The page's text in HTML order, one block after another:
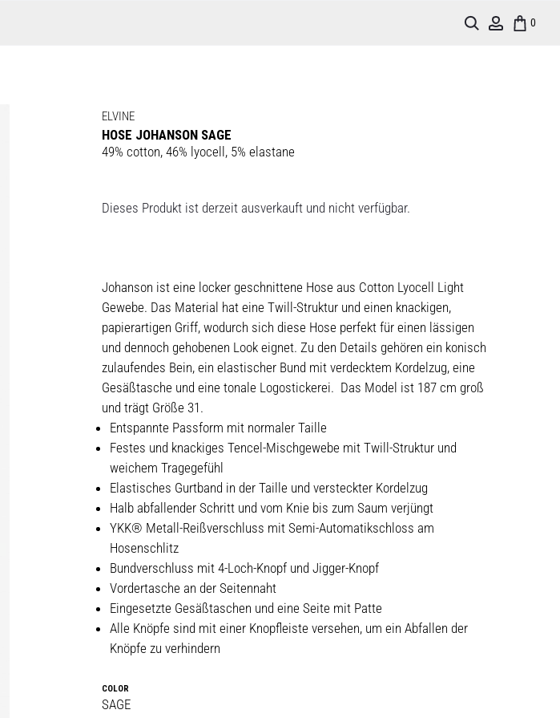
0
Account
Search
ELVINE
HOSE JOHANSON SAGE
49% cotton, 46% lyocell, 5% elastane
Dieses Produkt ist derzeit ausverkauft und nicht verfügbar.
Johanson ist eine locker geschnittene Hose aus Cotton Lyocell Light
Gewebe. Das Material hat eine Twill-Struktur und einen knackigen,
papierartigen Griff, wodurch sich diese Hose perfekt für einen lässigen
und dennoch gehobenen Look eignet. Zu den Details gehören ein konisch
zulaufendes Bein, ein elastischer Bund mit verdecktem Kordelzug, eine
Gesäßtasche und eine tonale Logostickerei. Das Model ist 187 cm groß
und trägt Größe 31.
Entspannte Passform mit normaler Taille
Festes und knackiges Tencel-Mischgewebe mit Twill-Struktur und
weichem Tragegefühl
Elastisches Gurtband in der Taille und versteckter Kordelzug
Halb abfallender Schritt und vom Knie bis zum Saum verjüngt
YKK® Metall-Reißverschluss mit Semi-Automatikschloss am
Hosenschlitz
Bundverschluss mit 4-Loch-Knopf und Jigger-Knopf
Vordertasche an der Seitennaht
Eingesetzte Gesäßtaschen und eine Seite mit Patte
Alle Knöpfe sind mit einer Knopfleiste versehen, um ein Abfallen der
Knöpfe zu verhindern
COLOR
SAGE